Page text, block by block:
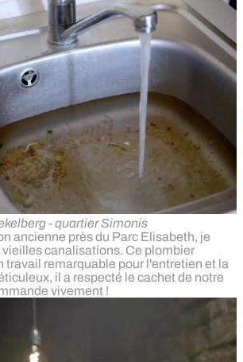
- quartier Simonis
ancienne près du Parc Elisabeth, je
canalisations. Ce plombier
travail remarquable pour l'entretien et la
il a respecté le cachet de notre
vivement !